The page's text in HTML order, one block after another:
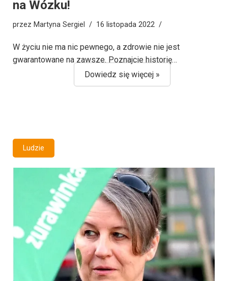
na Wózku!
przez Martyna Sergiel 16 listopada 2022
W życiu nie ma nic pewnego, a zdrowie nie jest
gwarantowane na zawsze. Poznajcie historię…
Dowiedz się więcej »
Ludzie